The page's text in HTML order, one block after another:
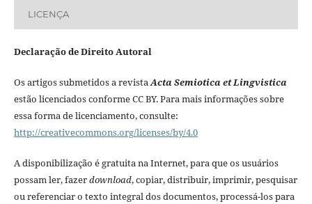
LICENÇA
Declaração de Direito Autoral
Os artigos submetidos a revistaActa Semiotica et Lingvistica
estão licenciados conforme CC BY. Para mais informações sobre
essa forma de licenciamento, consulte:
http://creativecommons.org/licenses/by/4.0
A disponibilização é gratuita na Internet, para que os usuários
possam ler, fazerdownload, copiar, distribuir, imprimir, pesquisar
ou referenciar o texto integral dos documentos, processá-los para